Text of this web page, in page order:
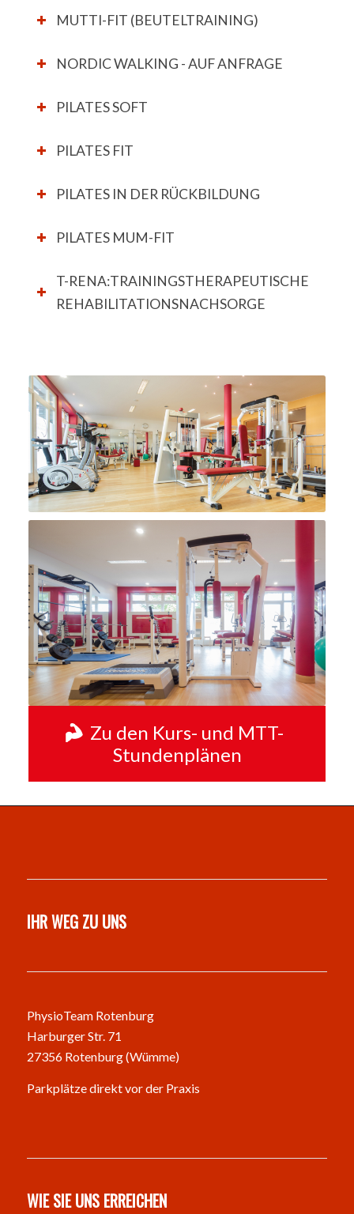
MUTTI-FIT (BEUTELTRAINING)
NORDIC WALKING - AUF ANFRAGE
PILATES SOFT
PILATES FIT
PILATES IN DER RÜCKBILDUNG
PILATES MUM-FIT
T-RENA:TRAININGS­THERAPEUTISCHE
REHABILITATIONSNACHSORGE
Zu den Kurs- und MTT-
Stundenplänen
IHR WEG ZU UNS
PhysioTeam Rotenburg
Harburger Str. 71
27356 Rotenburg (Wümme)
Parkplätze direkt vor der Praxis
WIE SIE UNS ERREICHEN